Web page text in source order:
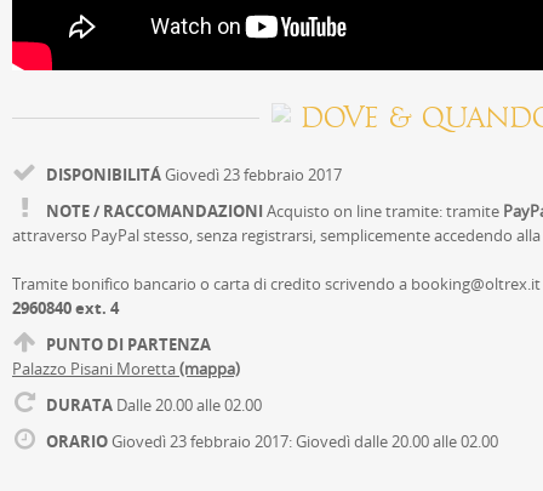
DOVE &
DISPONIBILITÁGiovedì 23 febbraio 2017
NOTE / RACCOMANDAZIONI Acquisto on line tramite: tramite
attraverso PayPal stesso, senza registrarsi, semplicemente accedendo
Tramite bonifico bancario o carta di credito scrivendo a booking@oltrex.it
2960840 ext. 4
PUNTO DI PARTENZA
Palazzo Pisani Moretta(mappa)
DURATA Dalle 20.00 alle 02.00
ORARIOGiovedì 23 febbraio 2017: Giovedì dalle 20.00 alle 02.00